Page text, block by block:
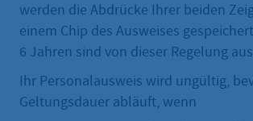
werden die Abdrücke Ihrer beiden
einem Chip des Ausweises
6 Jahren sind von dieser Regelung
Ihr Personalausweis wird ungültig,
Geltungsdauer abläuft, wenn